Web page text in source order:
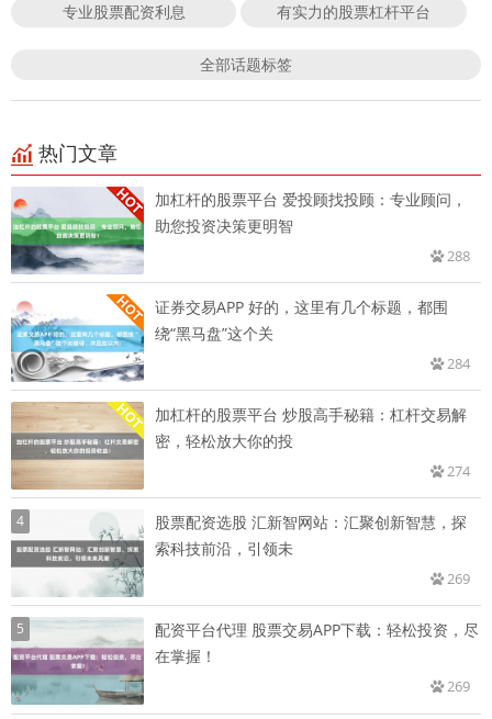
专业股票配资利息 有实力的股票杠杆平台
全部话题标签
热门文章
加杠杆的股票平台 爱投顾找投顾：专业顾问，
助您投资决策更明智
288
证券交易APP 好的，这里有几个标题，都围
绕“黑马盘”这个关
284
加杠杆的股票平台 炒股高手秘籍：杠杆交易解
密，轻松放大你的投
274
4
股票配资选股 汇新智网站：汇聚创新智慧，探
索科技前沿，引领未
269
5
配资平台代理 股票交易APP下载：轻松投资，尽
在掌握！
269